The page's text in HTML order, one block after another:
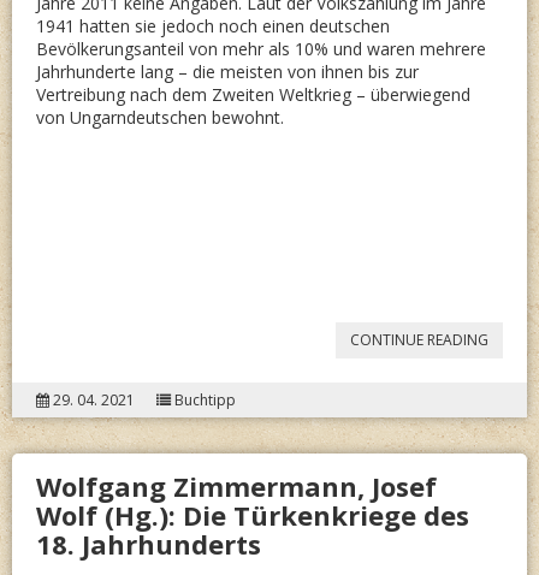
1941 hatten sie jedoch noch einen deutschen
Bevölkerungsanteil von mehr als 10% und waren mehrere
Jahrhunderte lang – die meisten von ihnen bis zur
Vertreibung nach dem Zweiten Weltkrieg – überwiegend
von Ungarndeutschen bewohnt.
CONTINUE READING
29. 04. 2021 Buchtipp
Wolfgang Zimmermann, Josef
Wolf (Hg.): Die Türkenkriege des
18. Jahrhunderts